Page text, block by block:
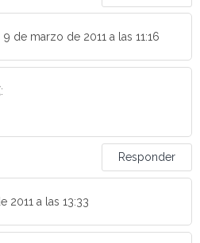
9 de marzo de 2011 a las 11:16
Responder
2011 a las 13:33